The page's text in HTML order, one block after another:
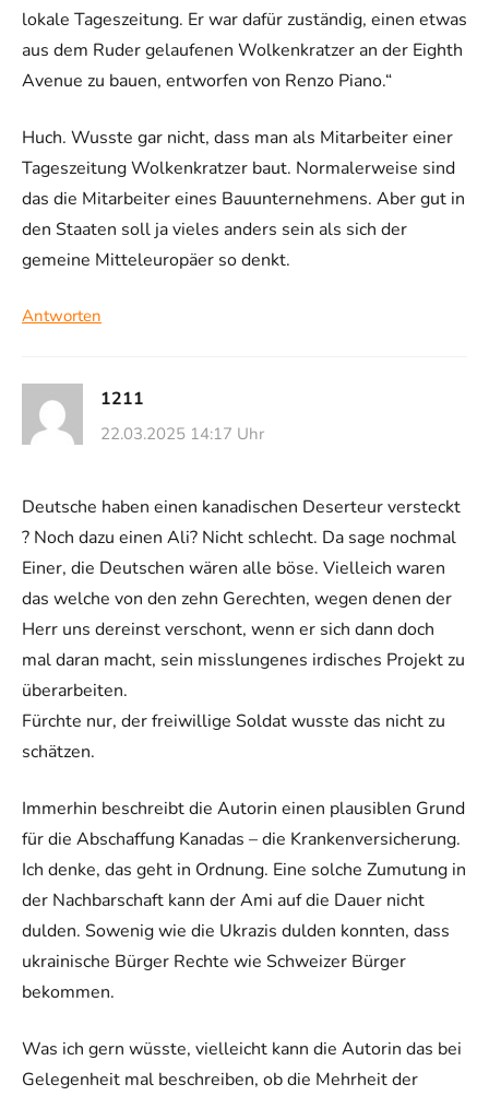
lokale Tageszeitung. Er war dafür zuständig, einen etwas
aus dem Ruder gelaufenen Wolkenkratzer an der Eighth
Avenue zu bauen, entworfen von Renzo Piano.“
Huch. Wusste gar nicht, dass man als Mitarbeiter einer
Tageszeitung Wolkenkratzer baut. Normalerweise sind
das die Mitarbeiter eines Bauunternehmens. Aber gut in
den Staaten soll ja vieles anders sein als sich der
gemeine Mitteleuropäer so denkt.
Antworten
1211
22.03.2025 14:17 Uhr
Deutsche haben einen kanadischen Deserteur versteckt
? Noch dazu einen Ali? Nicht schlecht. Da sage nochmal
Einer, die Deutschen wären alle böse. Vielleich waren
das welche von den zehn Gerechten, wegen denen der
Herr uns dereinst verschont, wenn er sich dann doch
mal daran macht, sein misslungenes irdisches Projekt zu
überarbeiten.
Fürchte nur, der freiwillige Soldat wusste das nicht zu
schätzen.
Immerhin beschreibt die Autorin einen plausiblen Grund
für die Abschaffung Kanadas – die Krankenversicherung.
Ich denke, das geht in Ordnung. Eine solche Zumutung in
der Nachbarschaft kann der Ami auf die Dauer nicht
dulden. Sowenig wie die Ukrazis dulden konnten, dass
ukrainische Bürger Rechte wie Schweizer Bürger
bekommen.
Was ich gern wüsste, vielleicht kann die Autorin das bei
Gelegenheit mal beschreiben, ob die Mehrheit der